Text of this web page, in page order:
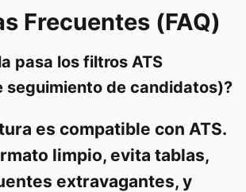
Frecuentes (FAQ)
pasa los filtros ATS
seguimiento de candidatos)?
es compatible con ATS.
limpio, evita tablas,
extravagantes, y